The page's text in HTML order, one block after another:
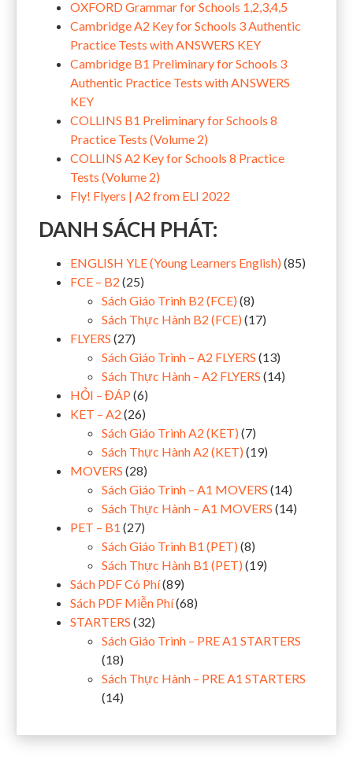
OXFORD Grammar for Schools 1,2,3,4,5
Cambridge A2 Key for Schools 3 Authentic
Practice Tests with ANSWERS KEY
Cambridge B1 Preliminary for Schools 3
Authentic Practice Tests with ANSWERS
KEY
COLLINS B1 Preliminary for Schools 8
Practice Tests (Volume 2)
COLLINS A2 Key for Schools 8 Practice
Tests (Volume 2)
Fly! Flyers | A2 from ELI 2022
DANH SÁCH PHÁT:
ENGLISH YLE (Young Learners English) (85)
FCE – B2 (25)
Sách Giáo Trình B2 (FCE) (8)
Sách Thực Hành B2 (FCE) (17)
FLYERS (27)
Sách Giáo Trình – A2 FLYERS (13)
Sách Thực Hành – A2 FLYERS (14)
HỎI – ĐÁP (6)
KET – A2 (26)
Sách Giáo Trình A2 (KET) (7)
Sách Thực Hành A2 (KET) (19)
MOVERS (28)
Sách Giáo Trình – A1 MOVERS (14)
Sách Thực Hành – A1 MOVERS (14)
PET – B1 (27)
Sách Giáo Trình B1 (PET) (8)
Sách Thực Hành B1 (PET) (19)
Sách PDF Có Phí(89)
Sách PDF Miễn Phí(68)
STARTERS (32)
Sách Giáo Trình – PRE A1 STARTERS
(18)
Sách Thực Hành – PRE A1 STARTERS
(14)